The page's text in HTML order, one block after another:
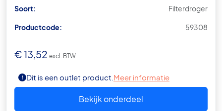
Soort: Filterdroger
Productcode: 59308
€13,52 excl. BTW
Dit is een outlet product. Meer informatie
Bekijk onderdeel